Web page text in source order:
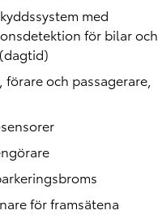
med
för bilar och
förare och passagerare,
för framsätena